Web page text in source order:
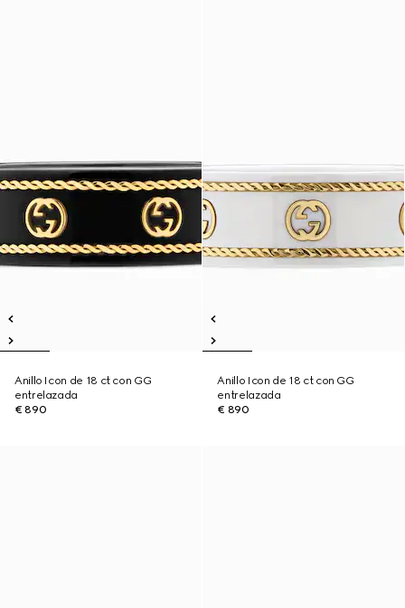
Anillo Icon de 18 ct con GG
entrelazada
€ 890
Anillo Icon de 18 ct con GG
entrelazada
€ 890